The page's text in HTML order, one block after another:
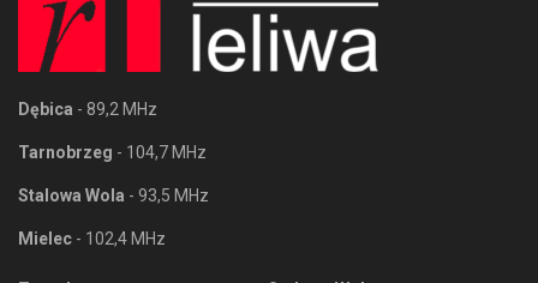
Dębica - 89,2 MHz
Tarnobrzeg - 104,7 MHz
Stalowa Wola - 93,5 MHz
Mielec - 102,4 MHz